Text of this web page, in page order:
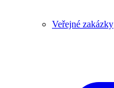
Veřejné zakázky